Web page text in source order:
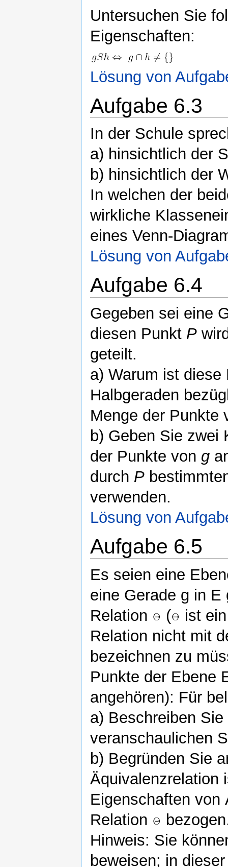
Untersuchen Sie
Eigenschaften:
Lösung von
Aufgabe 6.3
In der Schule
a) hinsichtlich der
b) hinsichtlich der
In welchen der
wirkliche
eines Venn-
Lösung von
Aufgabe 6.4
Gegeben sei eine
diesen Punkt P
geteilt.
a) Warum ist
Halbgeraden
Menge der Punkte
b) Geben Sie zwei
der Punkte von g
durch P
verwenden.
Lösung von
Aufgabe 6.5
Es seien eine
eine Gerade g in E
Relation
(
ist
Relation nicht mit
bezeichnen zu
Punkte der Ebene
angehören): Für
a) Beschreiben
veranschaulichen
b) Begründen Sie
Äquivalenzrelation
Eigenschaften von
Relation
Hinweis: Sie
beweisen; in